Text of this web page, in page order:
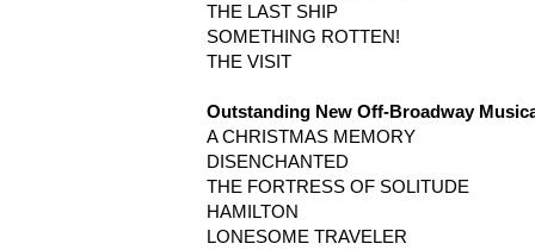
THE LAST SHIP
SOMETHING ROTTEN!
THE VISIT
Outstanding New Off-Broadway
A CHRISTMAS MEMORY
DISENCHANTED
THE FORTRESS OF SOLITUDE
HAMILTON
LONESOME TRAVELER